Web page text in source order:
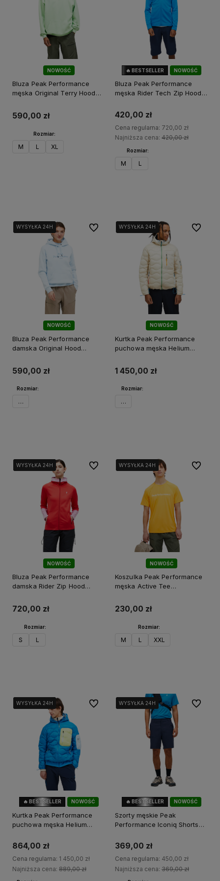
NOWOŚĆ
Bluza Peak Performance
męska Original Terry Hood
590,00 zł
Rozmiar:
M L XL
NOWOŚĆ
🔥 BESTSELLER
Bluza Peak Performance
męska Rider Tech Zip Hood
420,00 zł
Cena regularna: 720,00 zł
Najniższa cena: 420,00 zł
Rozmiar:
M L
NOWOŚĆ
WYSYŁKA 24H
WYSYŁKA 24H
Bluza Peak Performance
damska Original Hood
590,00 zł
Rozmiar:
XS
Do ulubionych
NOWOŚĆ
WYSYŁKA 24H
WYSYŁKA 24H
Kurtka Peak Performance
puchowa męska Helium
beżowa
1 450,00 zł
Rozmiar:
XXL
Do
NOWOŚĆ
WYSYŁKA 24H
WYSYŁKA 24H
WYSYŁKA 24H
Bluza Peak Performance
damska Rider Zip Hood
720,00 zł
Rozmiar:
S L
Do ulubionych
NOWOŚĆ
WYSYŁKA 24H
WYSYŁKA 24H
WYSYŁKA 24H
Koszulka Peak Performance
męska Active Tee
230,00 zł
Rozmiar:
M L XXL
Do
NOWOŚĆ
🔥 BESTSELLER
WYSYŁKA 24H
WYSYŁKA 24H
WYSYŁKA 24H
WYSYŁKA 24H
Kurtka Peak Performance
puchowa męska Helium
niebieska
864,00 zł
Cena regularna: 1 450,00 zł
Najniższa cena: 889,00 zł
Do ulubionych
NOWOŚĆ
🔥 BESTSELLER
WYSYŁKA 24H
WYSYŁKA 24H
WYSYŁKA 24H
WYSYŁKA 24H
Szorty męskie Peak
Performance Iconiq Shorts
369,00 zł
Cena regularna: 450,00 zł
Najniższa cena: 369,00 zł
Do